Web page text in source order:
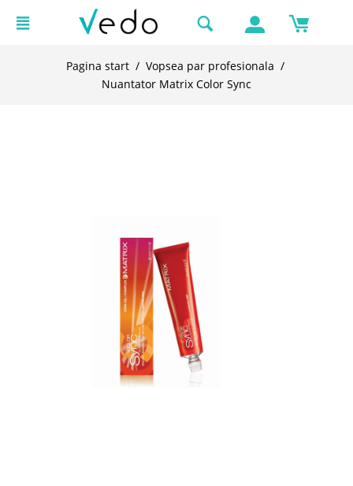
Pagina start / Vopsea par profesionala /
Nuantator Matrix Color Sync